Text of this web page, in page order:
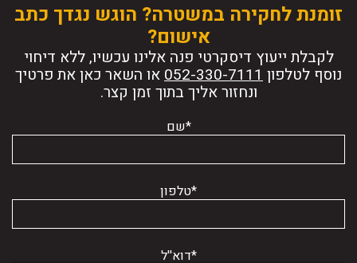
זומנת לחקירה במשטרה? הוגש נגדך כתב
אישום?
לקבלת ייעוץ דיסקרטי פנה אלינו עכשיו, ללא דיחוי
נוסף לטלפון או השאר כאן את פרטיך
ונחזור אליך בתוך זמן קצר.
*שם
*טלפון
*דוא''ל